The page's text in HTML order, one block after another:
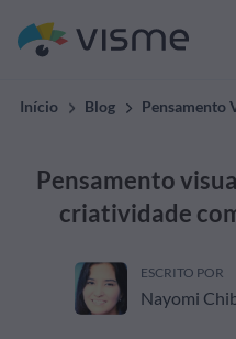
Início Blog Pensamento
Pensamento
criatividade
ESCRITO POR
Nayomi